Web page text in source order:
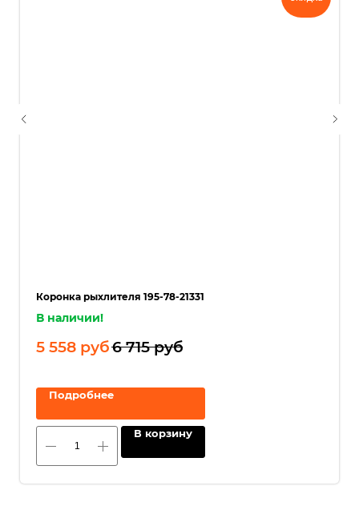
Коронка рыхлителя 195-78-21331
В наличии!
5 558 руб6 715 руб
Подробнее
В корзину
Нажимая на кнопку, вы соглашаетесь с
Ваше имя
ОСТАВИТЬ ЗАЯВКУ
8 (800) 600-29-33